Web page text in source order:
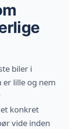
biler i
lille og nem
konkret
vide inden